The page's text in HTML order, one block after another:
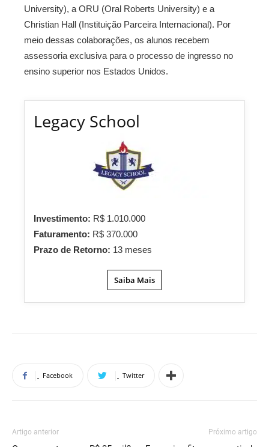
University), a ORU (Oral Roberts University) e a
Christian Hall (Instituição Parceira Internacional). Por
meio dessas colaborações, os alunos recebem
assessoria exclusiva para o processo de ingresso no
ensino superior nos Estados Unidos.
Legacy School
Investimento: R$ 1.010.000
Faturamento: R$ 370.000
Prazo de Retorno: 13 meses
Saiba Mais
Facebook Twitter
Artigo anterior Próximo artigo